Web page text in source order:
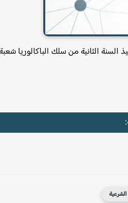
الثانية من سلك الباكالوريا